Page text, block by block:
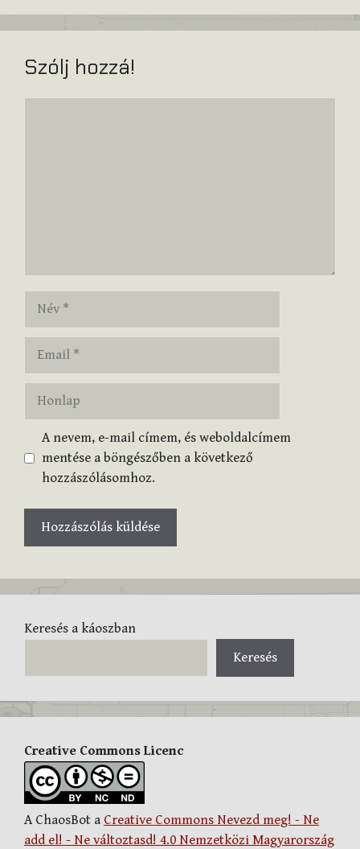
Szólj hozzá!
Honlap
A nevem, e-mail címem, és weboldalcímem
mentése a böngészőben a következő
hozzászólásomhoz.
Keresés a káoszban
Keresés
Creative Commons Licenc
A ChaosBot a Creative Commons Nevezd meg! - Ne
add el! - Ne változtasd! 4.0 Nemzetközi Magyarország